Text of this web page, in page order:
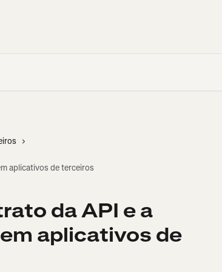
aplicativos de terceiros
da API e a
aplicativos de